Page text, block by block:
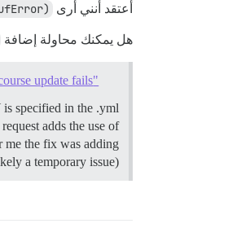
أعتقد أنني أرى
هل يمكنك محاولة إضافة
"Zlib::BufError: buffer error" - Discourse update fails
specified in the .yml
request adds the use of
the fix was adding
a temporary issue).